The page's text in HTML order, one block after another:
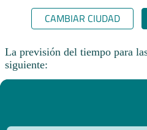
CAMBIAR CIUDAD
La previsión del tiempo para
siguiente: